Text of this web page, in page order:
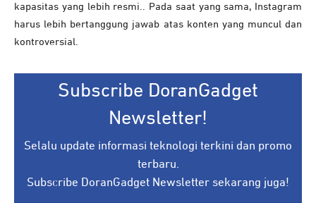
kapasitas yang lebih resmi.. Pada saat yang sama, Instagram
harus lebih bertanggung jawab atas konten yang muncul dan
kontroversial.
Subscribe DoranGadget
Newsletter!
Selalu update informasi teknologi terkini dan promo
terbaru.
Subscribe DoranGadget Newsletter sekarang juga!